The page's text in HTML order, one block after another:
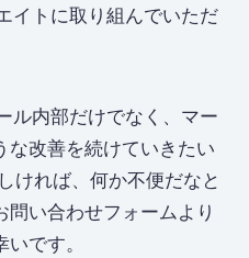
イトに取り組んでいただ
ル内部だけでなく、マー
な改善を続けていきたい
ければ、何か不便だなと
い合わせフォームより
です。